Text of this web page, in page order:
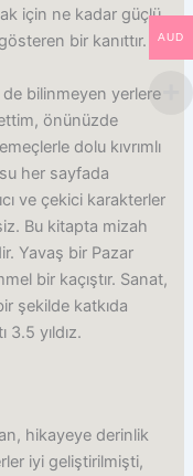
için ne kadar güçlü
bir kanıttır.
de bilinmeyen yerlere
önünüzde
dolu kıvrımlı
her sayfada
ve çekici karakterler
Bu kitapta mizah
Yavaş bir Pazar
bir kaçıştır. Sanat,
şekilde katkıda
yıldız.
hikayeye derinlik
iyi geliştirilmişti,
AUD